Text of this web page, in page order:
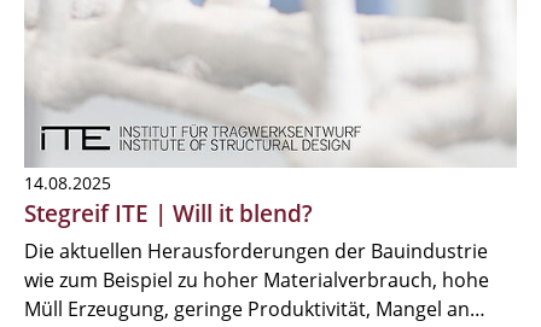
14.08.2025
Stegreif ITE | Will it blend?
Die aktuellen Herausforderungen der Bauindustrie
wie zum Beispiel zu hoher Materialverbrauch, hohe
Müll Erzeugung, geringe Produktivität, Mangel an…